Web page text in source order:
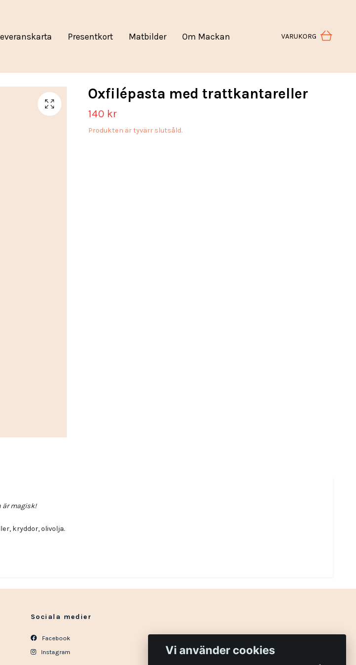
Presentkort Matbilder Om Mackan VARUKORG
Oxfilépasta med trattkantareller
140 kr
Produkten är tyvärr slutsåld.
är magisk!
kryddor, olivolja.
Sociala medier
Facebook
Instagram
Vi använder cookies